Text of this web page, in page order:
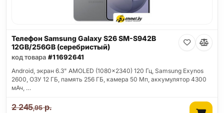
Телефон Samsung Galaxy S26 SM-S942B
12GB/256GB (серебристый)
код товара #11692641
Android, экран 6.3" AMOLED (1080x2340) 120 Гц, Samsung Exynos
2600, ОЗУ 12 ГБ, память 256 ГБ, камера 50 Мп, аккумулятор 4300
мАч, …
2 245,95р.